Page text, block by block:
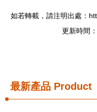
如若轉載，請注明出處：
更新時間
最新產品 Product